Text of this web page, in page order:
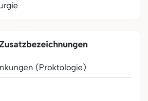
(Proktologie)